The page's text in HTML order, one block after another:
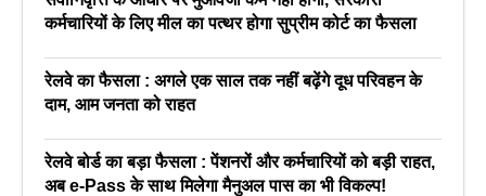
कर्मचारियों के लिए मील का पत्थर होगा सुप्रीम कोर्ट का फैसला
रेलवे का फैसला : अगले एक साल तक नहीं बढ़ेंगे दूध परिवहन के
दाम, आम जनता को राहत
रेलवे बोर्ड का बड़ा फैसला : पेंशनरों और कर्मचारियों को बड़ी राहत,
अब e-Pass के साथ मिलेगा मैनुअल पास का भी विकल्प!